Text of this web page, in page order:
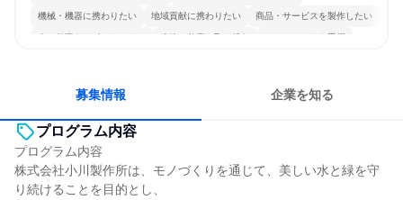
機械・機器に携わりたい 地域貢献に携わりたい 商品・サービスを製作したい
人の仕事をサポートしたい 冷静に仕事に取り組む チームワークを重視
募集情報 企業を知る
プログラム内容
プログラム内容
株式会社小川製作所は、モノづくりを通じて、美しい水と緑を守
り続けることを目的とし、